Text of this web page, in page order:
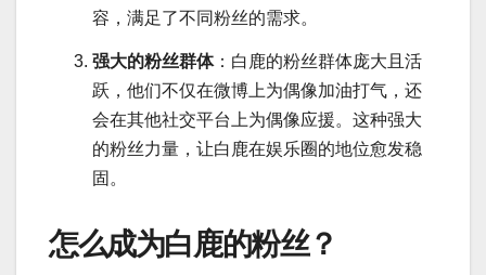
容，满足了不同粉丝的需求。
强大的粉丝群体：白鹿的粉丝群体庞大且活
跃，他们不仅在微博上为偶像加油打气，还
会在其他社交平台上为偶像应援。这种强大
的粉丝力量，让白鹿在娱乐圈的地位愈发稳
固。
怎么成为白鹿的粉丝？